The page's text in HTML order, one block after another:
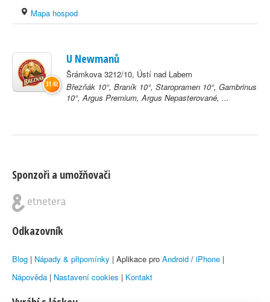
Mapa hospod
U Newmanů
Šrámkova 3212/10, Ústí nad Labem
Březňák 10°, Braník 10°, Staropramen 10°, Gambrinus
10°, Argus Premium, Argus Nepasterované, ...
31 Kč
Sponzoři a umožňovači
Odkazovník
Blog | Nápady & připomínky | Aplikace pro Android / iPhone |
Nápověda | Nastavení cookies | Kontakt